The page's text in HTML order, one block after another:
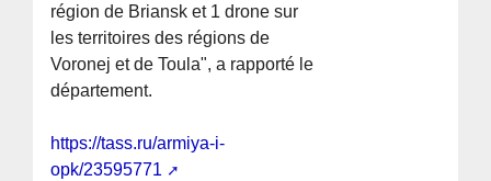
région de Briansk et 1 drone sur
les territoires des régions de
Voronej et de Toula", a rapporté le
département.
https://tass.ru/armiya-i-
opk/23595771